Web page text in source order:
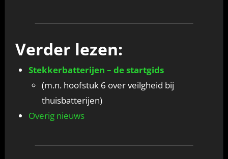
Verder lezen:
Stekkerbatterijen – de startgids
(m.n. hoofstuk 6 over veilgheid bij
thuisbatterijen)
Overig nieuws